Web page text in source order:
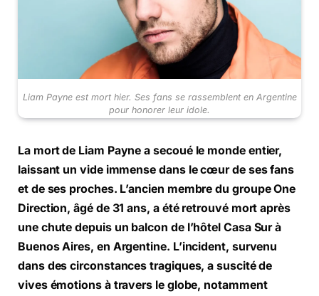
Liam Payne est mort hier. Ses fans se rassemblent en Argentine
pour honorer leur idole.
La mort de Liam Payne a secoué le monde entier,
laissant un vide immense dans le cœur de ses fans
et de ses proches. L’ancien membre du groupe One
Direction, âgé de 31 ans, a été retrouvé mort après
une chute depuis un balcon de l’hôtel Casa Sur à
Buenos Aires, en Argentine. L’incident, survenu
dans des circonstances tragiques, a suscité de
vives émotions à travers le globe, notamment